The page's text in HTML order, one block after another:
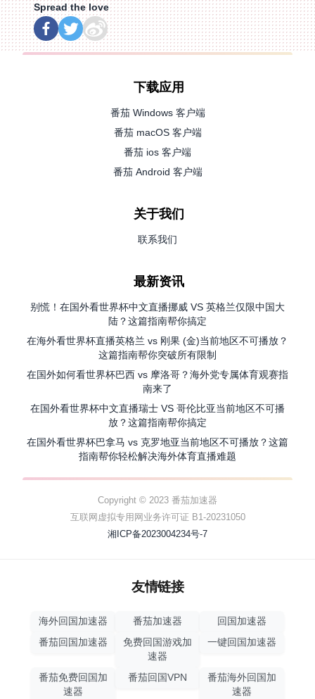
Spread the love
下载应用
番茄 Windows 客户端
番茄 macOS 客户端
番茄 ios 客户端
番茄 Android 客户端
关于我们
联系我们
最新资讯
别慌！在国外看世界杯中文直播挪威 VS 英格兰仅限中国大
陆？这篇指南帮你搞定
在海外看世界杯直播英格兰 vs 刚果 (金)当前地区不可播放？
这篇指南帮你突破所有限制
在国外如何看世界杯巴西 vs 摩洛哥？海外党专属体育观赛指
南来了
在国外看世界杯中文直播瑞士 VS 哥伦比亚当前地区不可播
放？这篇指南帮你搞定
在国外看世界杯巴拿马 vs 克罗地亚当前地区不可播放？这篇
指南帮你轻松解决海外体育直播难题
Copyright © 2023 番茄加速器
互联网虚拟专用网业务许可证 B1-20231050
湘ICP备2023004234号-7
友情链接
海外回国加速器 番茄加速器
回国加速器
番茄回国加速器
免费回国游戏加
速器
一键回国加速器
番茄免费回国加
速器
番茄回国VPN
番茄海外回国加
速器